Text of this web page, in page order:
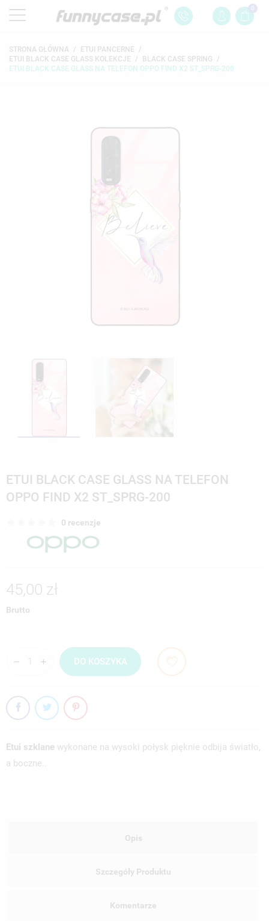
0
STRONA GŁÓWNA
ETUI PANCERNE
ETUI BLACK CASE GLASS KOLEKCJE
BLACK CASE SPRING
ETUI BLACK CASE GLASS NA TELEFON OPPO FIND X2 ST_SPRG-200
ETUI BLACK CASE GLASS NA TELEFON
OPPO FIND X2 ST_SPRG-200
0 recenzje
45,00 zł
Brutto
DO KOSZYKA
Etui szklane wykonane na wysoki połysk pięknie odbija światło,
a boczne..
Opis
Szczegóły Produktu
Komentarze